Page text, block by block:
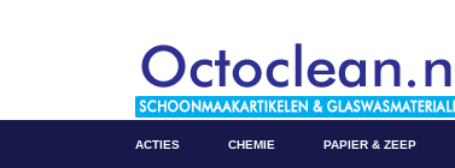
ACTIES CHEMIE PAPIER & ZEEP